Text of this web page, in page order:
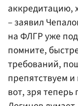
аккредитацию,
– заявил
на ФЛГР уже
помните,
требований,
препятствуем
вот, зря